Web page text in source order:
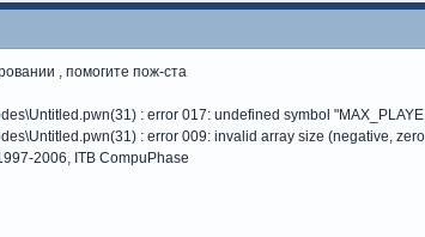
, помогите пож-ста
: error 017: undefined symbol
: error 009: invalid array size (negative,
2006, ITB CompuPhase